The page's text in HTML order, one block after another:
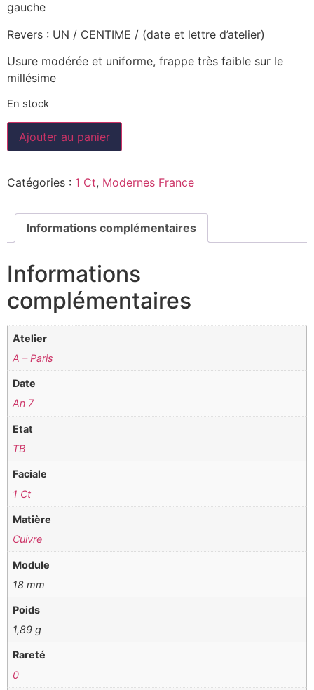
gauche
Revers : UN / CENTIME / (date et lettre d’atelier)
Usure modérée et uniforme, frappe très faible sur le
millésime
En stock
Ajouter au panier
Catégories : 1 Ct, Modernes France
Informations complémentaires
Informations
complémentaires
Atelier
A – Paris
Date
An 7
Etat
TB
Faciale
1 Ct
Matière
Cuivre
Module
18 mm
Poids
1,89 g
Rareté
0